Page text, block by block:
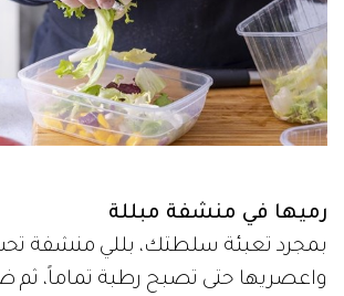
رميها في منشفة مبللة
بمجرد تعبئة سلطتك، بللي منشفة تحت
واعصريها حتى تصبح رطبة تماماً، ثم